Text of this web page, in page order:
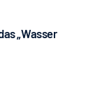
„Wasser